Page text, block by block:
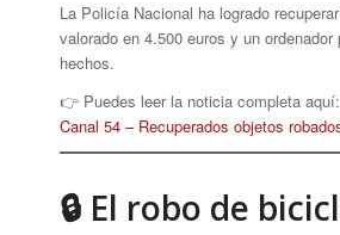
La Policía Nacional ha logrado
valorado en 4.500 euros y un
hechos.
👉 Puedes leer la noticia completa aquí:
Canal 54 – Recuperados objetos
🔒 El robo de